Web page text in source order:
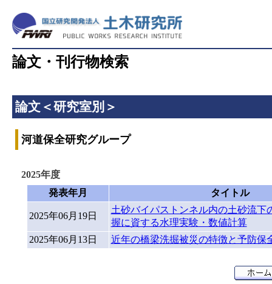
論文・刊行物検索
論文＜研究室別＞
河道保全研究グループ
2025年度
発表年月
タイトル
2025年06月19日
土砂バイパストンネル内の土砂流下
握に資する水理実験・数値計算
2025年06月13日
近年の橋梁洗掘被災の特徴と予防保